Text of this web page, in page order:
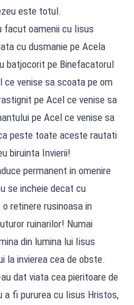
este totul.
facut oamenii cu Iisus
cu dusmanie pe Acela
batjocorit pe Binefacatorul
ce venise sa scoata pe om
pe Acel ce venise sa
pe Acel ce venise sa
peste toate aceste rautati
biruinta Invierii!
permanent in omenire
se incheie decat cu
retinere rusinoasa in
ruinarilor! Numai
din lumina lui Iisus
la invierea cea de obste.
dat viata cea pieritoare de
a fi pururea cu Iisus Hristos,